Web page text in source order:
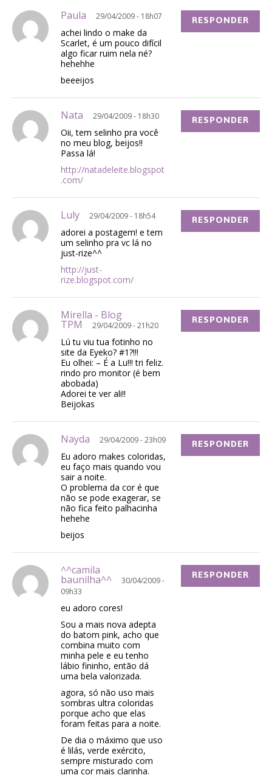
Paula 29/04/2009 - 18h07
achei lindo o make da
Scarlet, é um pouco difícil
algo ficar ruim nela né?
hehehhe
beeeijos
RESPONDER
Nata 29/04/2009 - 18h30
Oii, tem selinho pra você
no meu blog, beijos!!
Passa lá!
http://natadeleite.blogspot
.com/
RESPONDER
Luly 29/04/2009 - 18h54
adorei a postagem! e tem
um selinho pra vc lá no
just-rize^^
http://just-
rize.blogspot.com/
RESPONDER
Mirella - Blog
TPM 29/04/2009 - 21h20
Lú tu viu tua fotinho no
site da Eyeko? #1?!!!
Eu olhei: – É a Lu!!! tri feliz.
rindo pro monitor (é bem
abobada)
Adorei te ver ali!!
Beijokas
RESPONDER
Nayda 29/04/2009 - 23h09
Eu adoro makes coloridas,
eu faço mais quando vou
sair a noite.
O problema da cor é que
não se pode exagerar, se
não fica feito palhacinha
hehehe
beijos
RESPONDER
^^camila
baunilha^^
30/04/2009 -
09h33
eu adoro cores!
Sou a mais nova adepta
do batom pink, acho que
combina muito com
minha pele e eu tenho
lábio fininho, então dá
uma bela valorizada.
agora, só não uso mais
sombras ultra coloridas
porque acho que elas
foram feitas para a noite.
De dia o máximo que uso
é lilás, verde exército,
sempre misturado com
uma cor mais clarinha.
RESPONDER